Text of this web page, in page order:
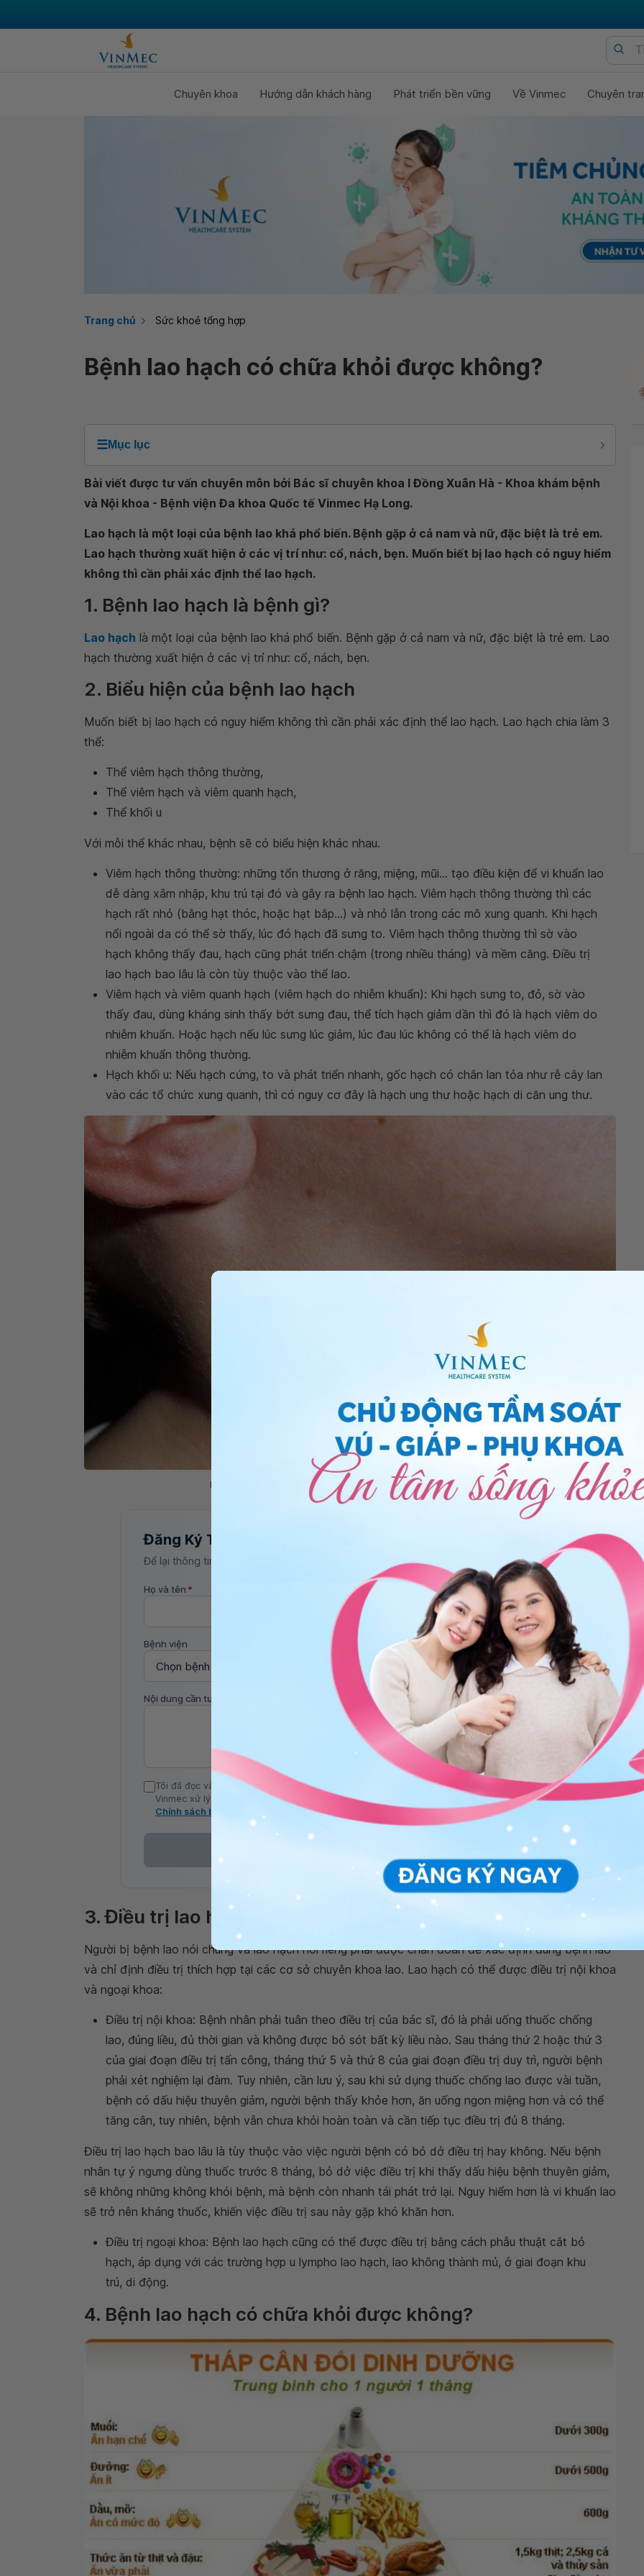
Chuyên khoa Hướng dẫn khách hàng Phát triển bền vững Về Vinmec Chuyên
Trang chủ Sức khoẻ tổng hợp
Bệnh lao hạch có chữa khỏi được không?
☰Mục lục
Bài viết được tư vấn chuyên môn bởi Bác sĩ chuyên khoa I Đồng Xuân Hà - Khoa khám bệnh
và Nội khoa - Bệnh viện Đa khoa Quốc tế Vinmec Hạ Long.
Lao hạch là một loại của bệnh lao khá phổ biến. Bệnh gặp ở cả nam và nữ, đặc biệt là trẻ em.
Lao hạch thường xuất hiện ở các vị trí như: cổ, nách, bẹn. Muốn biết bị lao hạch có nguy hiểm
không thì cần phải xác định thể lao hạch.
1. Bệnh lao hạch là bệnh gì?
Lao hạch là một loại của bệnh lao khá phổ biến. Bệnh gặp ở cả nam và nữ, đặc biệt là trẻ em. Lao
hạch thường xuất hiện ở các vị trí như: cổ, nách, bẹn.
2. Biểu hiện của bệnh lao hạch
Muốn biết bị lao hạch có nguy hiểm không thì cần phải xác định thể lao hạch. Lao hạch chia làm 3
thể:
Thể viêm hạch thông thường,
Thể viêm hạch và viêm quanh hạch,
Thể khối u
Với mỗi thể khác nhau, bệnh sẽ có biểu hiện khác nhau.
Viêm hạch thông thường: những tổn thương ở răng, miệng, mũi... tạo điều kiện để vi khuẩn lao
dễ dàng xâm nhập, khu trú tại đó và gây ra bệnh lao hạch. Viêm hạch thông thường thì các
hạch rất nhỏ (bằng hạt thóc, hoặc hạt bắp...) và nhỏ lẫn trong các mô xung quanh. Khi hạch
nổi ngoài da có thể sờ thấy, lúc đó hạch đã sưng to. Viêm hạch thông thường thì sờ vào
hạch không thấy đau, hạch cũng phát triển chậm (trong nhiều tháng) và mềm căng. Điều trị
lao hạch bao lâu là còn tùy thuộc vào thể lao.
Viêm hạch và viêm quanh hạch (viêm hạch do nhiễm khuẩn): Khi hạch sưng to, đỏ, sờ vào
thấy đau, dùng kháng sinh thấy bớt sưng đau, thể tích hạch giảm dần thì đó là hạch viêm do
nhiễm khuẩn. Hoặc hạch nếu lúc sưng lúc giảm, lúc đau lúc không có thể là hạch viêm do
nhiễm khuẩn thông thường.
Hạch khối u: Nếu hạch cứng, to và phát triển nhanh, gốc hạch có chân lan tỏa như rễ cây lan
vào các tổ chức xung quanh, thì có nguy cơ đây là hạch ung thư hoặc hạch di căn ung thư.
Bệnh lao hạch có chữa khỏi được không là thắc mắc của nhiều người
Đăng Ký Tư Vấn
Để lại thông tin, bác sĩ Vinmec sẽ liên hệ tư vấn trong 24 giờ.
Họ và tên * Số điện thoại
Bệnh viện
Nội dung cần tư vấn
Tôi đã đọc và đồng ý với Chính sách bảo vệ dữ liệu cá nhân của Vinmec và chấp thuận để
Vinmec xử lý DLCN của tôi theo quy định của pháp luật về bảo vệ DLCN.
Chính sách bảo mật
3. Điều trị lao hạch bao lâu?
Người bị bệnh lao nói chung và lao hạch nói riêng phải được chẩn đoán để xác định đúng bệnh lao
và chỉ định điều trị thích hợp tại các cơ sở chuyên khoa lao. Lao hạch có thể được điều trị nội khoa
và ngoại khoa:
Điều trị nội khoa: Bệnh nhân phải tuân theo điều trị của bác sĩ, đó là phải uống thuốc chống
lao, đúng liều, đủ thời gian và không được bỏ sót bất kỳ liều nào. Sau tháng thứ 2 hoặc thứ 3
của giai đoạn điều trị tấn công, tháng thứ 5 và thứ 8 của giai đoạn điều trị duy trì, người bệnh
phải xét nghiệm lại đàm. Tuy nhiên, cần lưu ý, sau khi sử dụng thuốc chống lao được vài tuần,
bệnh có dấu hiệu thuyên giảm, người bệnh thấy khỏe hơn, ăn uống ngon miệng hơn và có thể
tăng cân, tuy nhiên, bệnh vẫn chưa khỏi hoàn toàn và cần tiếp tục điều trị đủ 8 tháng.
Điều trị lao hạch bao lâu là tùy thuộc vào việc người bệnh có bỏ dở điều trị hay không. Nếu bệnh
nhân tự ý ngưng dùng thuốc trước 8 tháng, bỏ dở việc điều trị khi thấy dấu hiệu bệnh thuyên giảm,
sẽ không những không khỏi bệnh, mà bệnh còn nhanh tái phát trở lại. Nguy hiểm hơn là vi khuẩn lao
sẽ trở nên kháng thuốc, khiến việc điều trị sau này gặp khó khăn hơn.
Điều trị ngoại khoa: Bệnh lao hạch cũng có thể được điều trị bằng cách phẫu thuật cắt bỏ
hạch, áp dụng với các trường hợp u lympho lao hạch, lao không thành mủ, ở giai đoạn khu
trú, di động.
4. Bệnh lao hạch có chữa khỏi được không?